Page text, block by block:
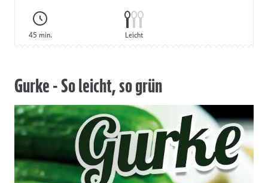
45 min. Leicht
Gurke - So leicht, so grün